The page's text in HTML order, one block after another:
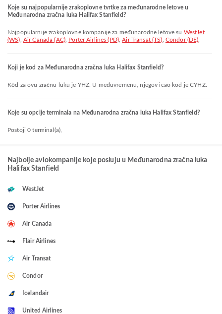
Koje su najpopularnije zrakoplovne tvrtke za međunarodne letove u
Međunarodna zračna luka Halifax Stanfield?
Najpopularnije zrakoplovne kompanije za međunarodne letove su WestJet
(WS) Air Canada (AC), Porter Airlines (PD) ,Air Transat (TS) Condor (DE)
Koji je kod za Međunarodna zračna luka Halifax Stanfield?
Kôd za ovu zračnu luku je YHZ. U međuvremenu, njegov icao kod je CYHZ.
Koje su opcije terminala na Međunarodna zračna luka Halifax Stanfield?
Postoji 0 terminal(a),
Najbolje aviokompanije koje posluju u Međunarodna zračna luka
Halifax Stanfield
WestJet
Porter Airlines
Air Canada
Flair Airlines
Air Transat
Condor
Icelandair
United Airlines